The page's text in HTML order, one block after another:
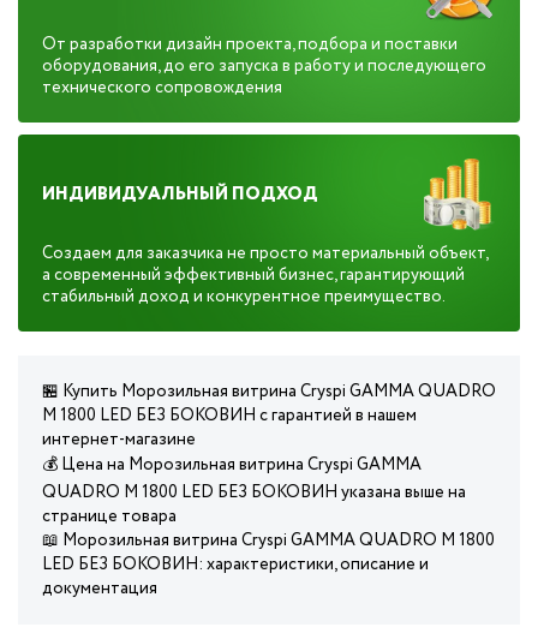
От разработки дизайн проекта, подбора и поставки
оборудования, до его запуска в работу и последующего
технического сопровождения
ИНДИВИДУАЛЬНЫЙ ПОДХОД
Создаем для заказчика не просто материальный объект,
а современный эффективный бизнес, гарантирующий
стабильный доход и конкурентное преимущество.
🏪 Купить Морозильная витрина Cryspi GAMMA QUADRO
M 1800 LED БЕЗ БОКОВИН с гарантией в нашем
интернет-магазине
💰 Цена на Морозильная витрина Cryspi GAMMA
QUADRO M 1800 LED БЕЗ БОКОВИН указана выше на
странице товара
📖 Морозильная витрина Cryspi GAMMA QUADRO M 1800
LED БЕЗ БОКОВИН: характеристики, описание и
документация